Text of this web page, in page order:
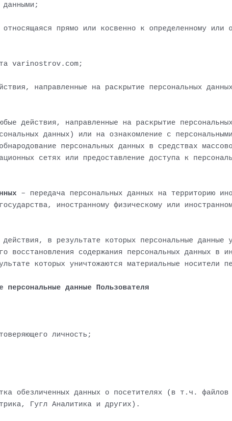
прямо или косвенно к определенному или
varinostrov.com;
направленные на раскрытие персональных
действия, направленные на раскрытие
данных) или на ознакомление с
персональных данных в средствах
сетях или предоставление доступа к
– передача персональных данных на территорию
иностранному физическому или
в результате которых персональные данные
восстановления содержания персональных данных в
которых уничтожаются материальные носители
данные Пользователя
личность;
обезличенных данных о посетителях (в т.ч.
Гугл Аналитика и других).